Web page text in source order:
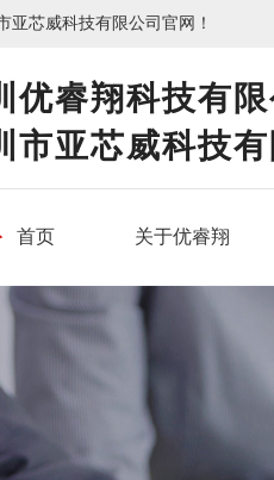
亚芯威科技有限公司官网！
优睿翔科技有限
市亚芯威科技有
首页 关于优睿翔